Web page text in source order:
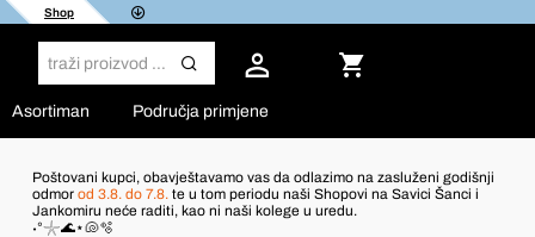
Shop
Asortiman Područja primjene
Poštovani kupci, obavještavamo vas da odlazimo na zasluženi godišnji
odmor od 3.8. do 7.8. te u tom periodu naši Shopovi na Savici Šanci i
Jankomiru neće raditi, kao ni naši kolege u uredu.
˖°𓇼🌊⋆🐚🫧